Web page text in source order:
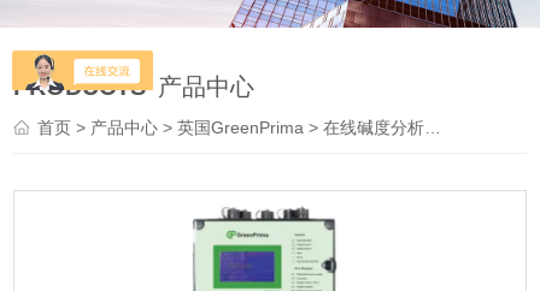
PRODUCTS 产品中心
首页> 产品中心 >英国GreenPrima >在线碱度分析仪